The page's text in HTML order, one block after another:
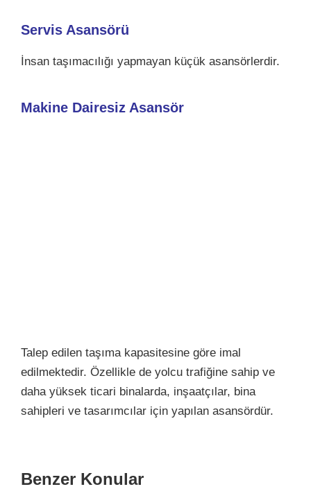
Servis Asansörü
İnsan taşımacılığı yapmayan küçük asansörlerdir.
Makine Dairesiz Asansör
Talep edilen taşıma kapasitesine göre imal
edilmektedir. Özellikle de yolcu trafiğine sahip ve
daha yüksek ticari binalarda, inşaatçılar, bina
sahipleri ve tasarımcılar için yapılan asansördür.
Benzer Konular